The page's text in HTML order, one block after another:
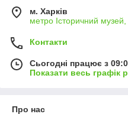
м. Харків
метро Історичний музей,
Контакти
Сьогодні працює з
Показати весь графік
Про нас